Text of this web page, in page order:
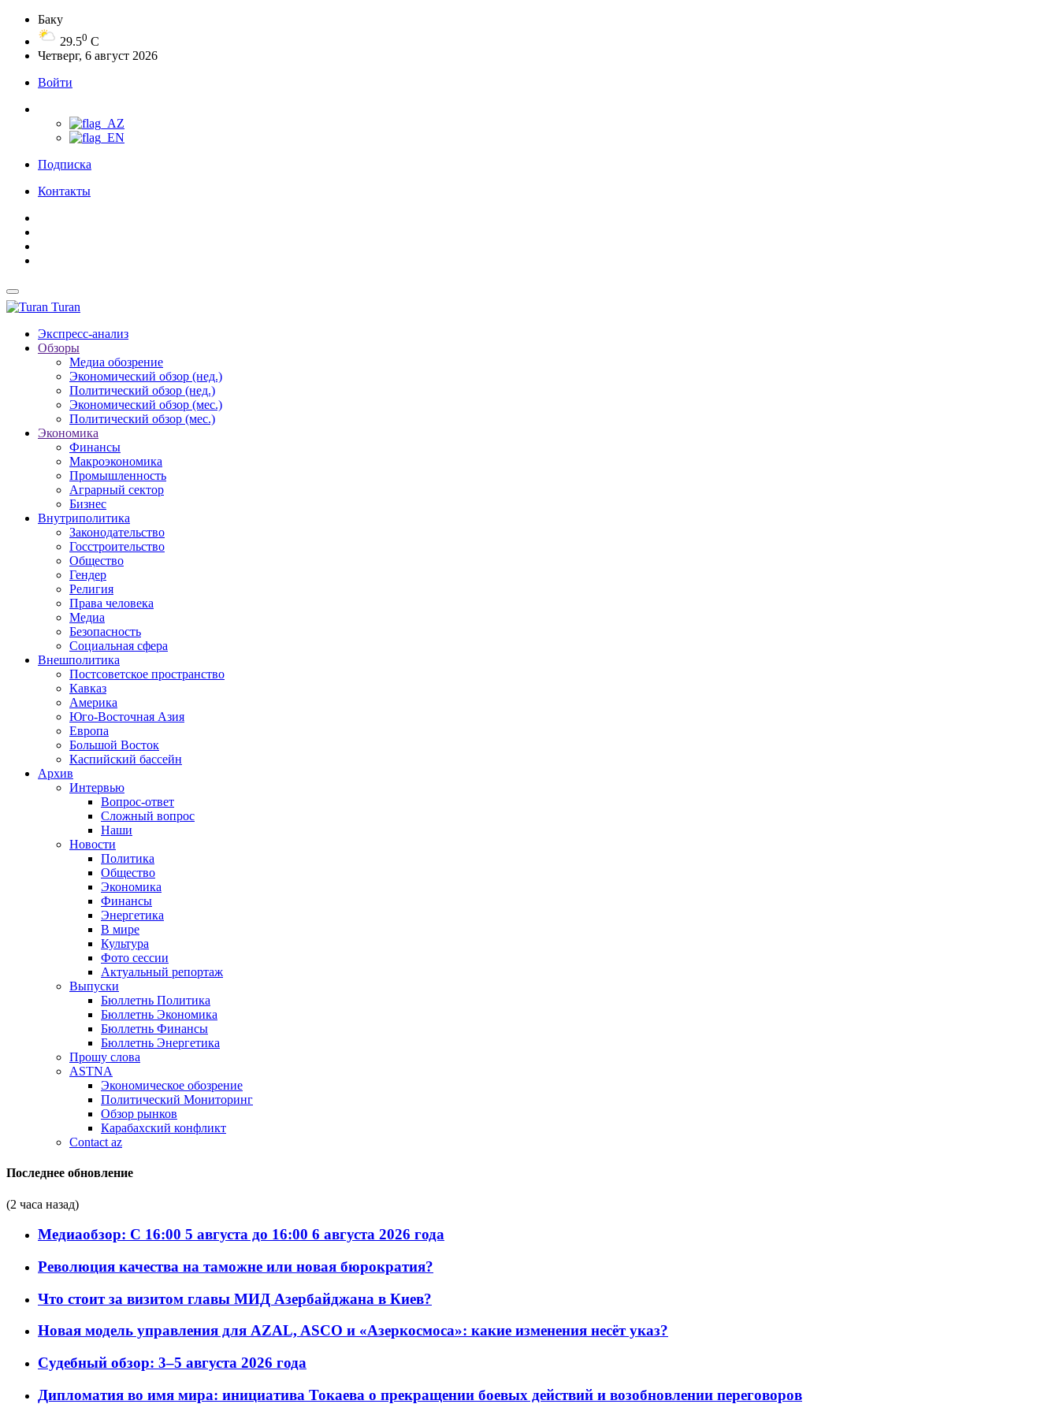
Баку
29.50 C
Четверг, 6 август 2026
Войти
Подписка
Контакты
Turan
Экспресс-анализ
Обзоры
Медиа обозрение
Экономический обзор (нед.)
Политический обзор (нед.)
Экономический обзор (мес.)
Политический обзор (мес.)
Экономика
Финансы
Макроэкономика
Промышленность
Аграрный сектор
Бизнес
Внутриполитика
Законодательство
Госстроительство
Общество
Гендер
Религия
Права человека
Медиа
Безопасность
Социальная сфера
Внешполитика
Постсоветское пространство
Кавказ
Америка
Юго-Восточная Азия
Европа
Большой Восток
Каспийский бассейн
Архив
Интервью
Вопрос-ответ
Сложный вопрос
Наши
Новости
Политика
Общество
Экономика
Финансы
Энергетика
В мире
Культура
Фото сессии
Актуальный репортаж
Выпуски
Бюллетнь Политика
Бюллетнь Экономика
Бюллетнь Финансы
Бюллетнь Энергетика
Прошу слова
ASTNA
Экономическое обозрение
Политический Мониторинг
Обзор рынков
Карабахский конфликт
Contact az
Последнее обновление
(2 часа назад)
Медиаобзор: С 16:00 5 августа до 16:00 6 августа 2026 года
Революция качества на таможне или новая бюрократия?
Что стоит за визитом главы МИД Азербайджана в Киев?
Новая модель управления для AZAL, ASCO и «Азеркосмоса»: какие изменения несёт указ?
Судебный обзор: 3–5 августа 2026 года
Дипломатия во имя мира: инициатива Токаева о прекращении боевых действий и возобновлении переговоров